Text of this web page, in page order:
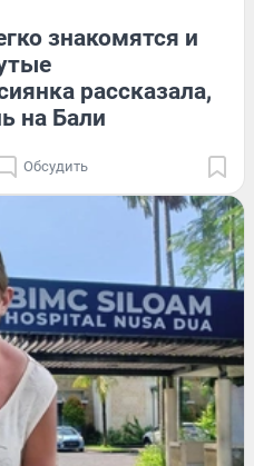
знакомятся и
рассказала,
на Бали
Обсудить